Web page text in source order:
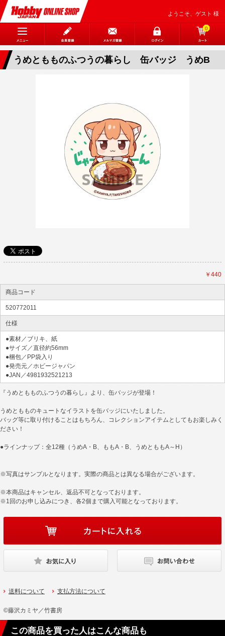
ようこそ、ゲスト 様
0
うめともものふつうの暮らし 缶バッジ うめB
￥440
商品コード
520772011
仕様
●素材／ブリキ、紙
●サイズ／直径約56mm
●梱包／PP袋入り
●発売元／ホビージャパン
●JAN／4981932521213
『うめともものふつうの暮らし』より、缶バッジが登場！
うめともものキュートなイラストを缶バッジにいたしました。
バッグ等に取り付けることはもちろん、コレクションアイテムとしてもお楽しみく
ださい！
●ラインナップ：全12種（うめA・B、ももA・B、うめとももA～H）
※写真はサンプルとなります。実際の商品とは異なる場合がございます。
※本商品はキャンセル、返品不可となっております。
※1回のお申し込みにつき、各2個まで購入可能となっております。
送料について 支払方法について
©藤沢カミヤ／竹書房
この商品を買った人はこんな商品も